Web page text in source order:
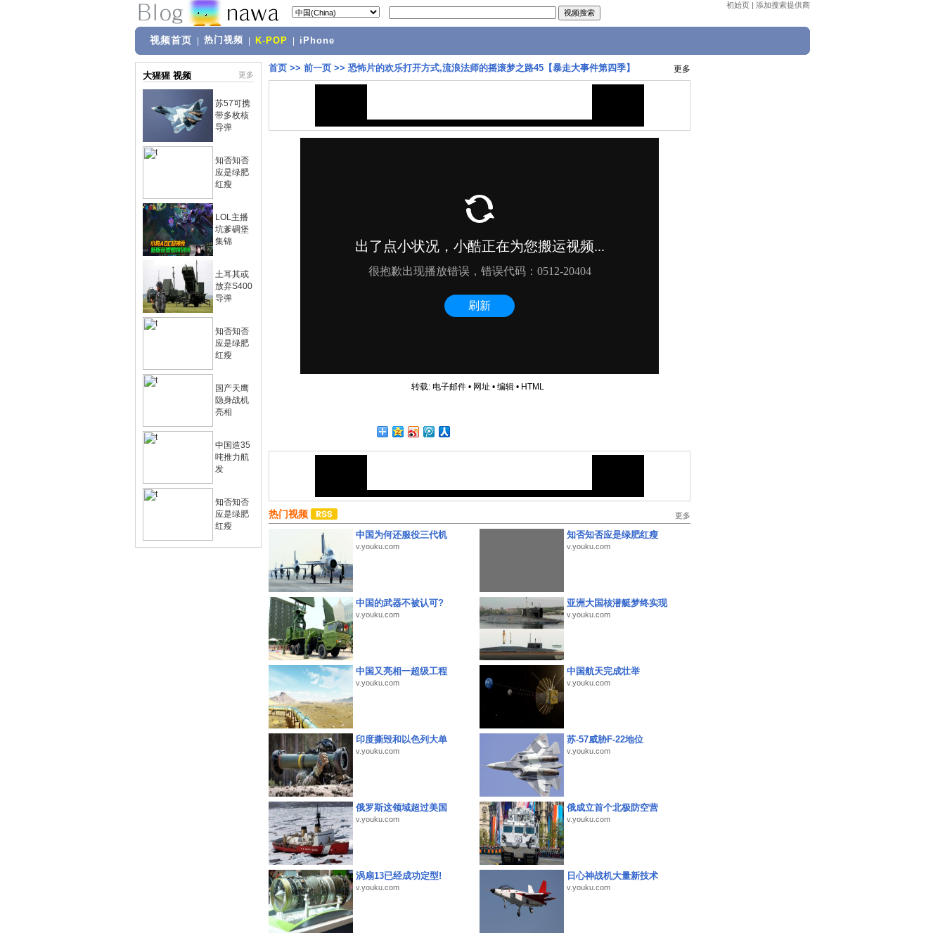
初始页 | 添加搜索提供商
视频首页 热门视频 K-POP iPhone
大猩猩 视频 更多
苏57可携
带多枚核
导弹
知否知否
应是绿肥
红瘦
LOL主播
坑爹碉堡
集锦
土耳其或
放弃S400
导弹
知否知否
应是绿肥
红瘦
国产天鹰
隐身战机
亮相
中国造35
吨推力航
发
知否知否
应是绿肥
红瘦
首页 >> 前一页 >> 恐怖片的欢乐打开方式,流浪法师的摇滚梦之路45【暴走大事件第四季】 更多
转载: 电子邮件• 网址 • 编辑• HTML
热门视频 更多
中国为何还服役三代机
v.youku.com
知否知否应是绿肥红瘦
v.youku.com
中国的武器不被认可?
v.youku.com
亚洲大国核潜艇梦终实现
v.youku.com
中国又亮相一超级工程
v.youku.com
中国航天完成壮举
v.youku.com
印度撕毁和以色列大单
v.youku.com
苏-57威胁F-22地位
v.youku.com
俄罗斯这领域超过美国
v.youku.com
俄成立首个北极防空营
v.youku.com
涡扇13已经成功定型!
v.youku.com
日心神战机大量新技术
v.youku.com